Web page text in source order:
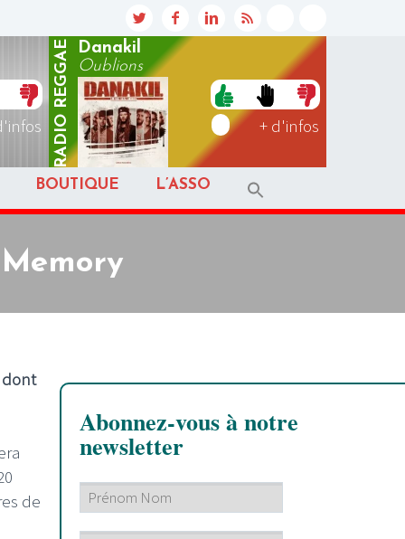
RADIO
REGGAE
Danakil
Oublions
+ d'infos
BOUTIQUE L’ASSO
dont
de
Abonnez-vous à notre
newsletter